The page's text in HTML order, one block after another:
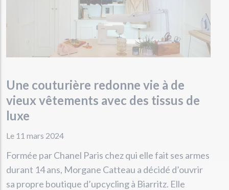
Une couturière redonne vie à de
vieux vêtements avec des tissus de
luxe
Le 11 mars 2024
Formée par Chanel Paris chez qui elle fait ses armes
durant 14 ans, Morgane Catteau a décidé d’ouvrir
sa propre boutique d’upcycling à Biarritz. Elle